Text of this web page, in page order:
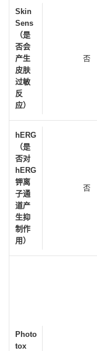
Skin
Sens
（是
否会
产生
皮肤
过敏
反
应）
否
hERG
（是
否对
hERG
钾离
子通
道产
生抑
制作
用）
否
Photo
tox